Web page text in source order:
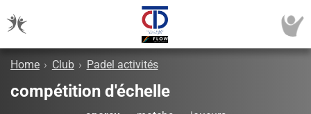
Home › Club › Padel activités
compétition d'échelle